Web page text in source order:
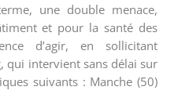
une double menace,
et pour la santé des
d’agir, en sollicitant
qui intervient sans délai sur
suivants : Manche (50)